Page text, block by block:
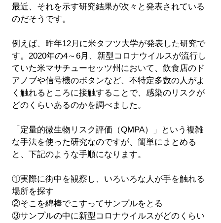
最近、それを示す研究結果が次々と発表されている
のだそうです。
例えば、昨年12月に米タフツ大学が発表した研究で
す。2020年の4～6月、新型コロナウイルスが流行し
ていた米マサチューセッツ州において、飲食店のド
アノブや信号機のボタンなど、不特定多数の人がよ
く触れるところに接触することで、感染のリスクが
どのくらいあるのかを調べました。
「定量的微生物リスク評価（QMPA）」という複雑
な手法を使った研究なのですが、簡単にまとめる
と、下記のような手順になります。
①実際に街中を観察し、いろいろな人が手を触れる
場所を探す
②そこを綿棒でこすってサンプルをとる
③サンプルの中に新型コロナウイルスがどのくらい